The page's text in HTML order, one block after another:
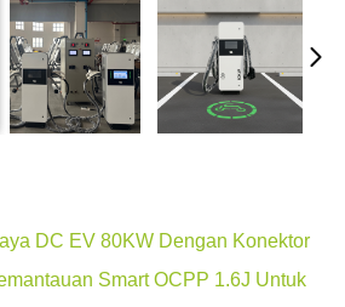
DC EV 80KW Dengan Konektor
Smart OCPP 1.6J Untuk